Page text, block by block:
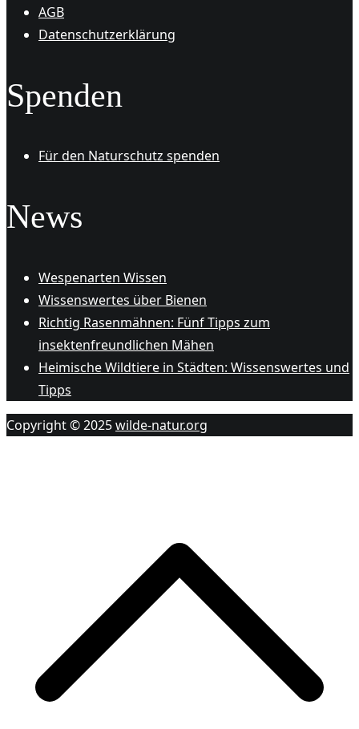
AGB
Datenschutzerklärung
Spenden
Für den Naturschutz spenden
News
Wespenarten Wissen
Wissenswertes über Bienen
Richtig Rasenmähnen: Fünf Tipps zum
insektenfreundlichen Mähen
Heimische Wildtiere in Städten: Wissenswertes und
Tipps
Copyright © 2025wilde-natur.org